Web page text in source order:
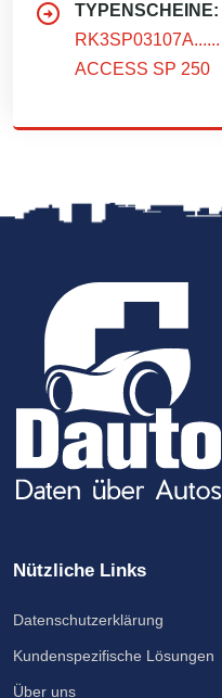
TYPENSCHEINE:
RK3SP03107A......
ACCESS SP 250
Nützliche Links
Datenschutzerklärung
Kundenspezifische Lösungen
Über uns